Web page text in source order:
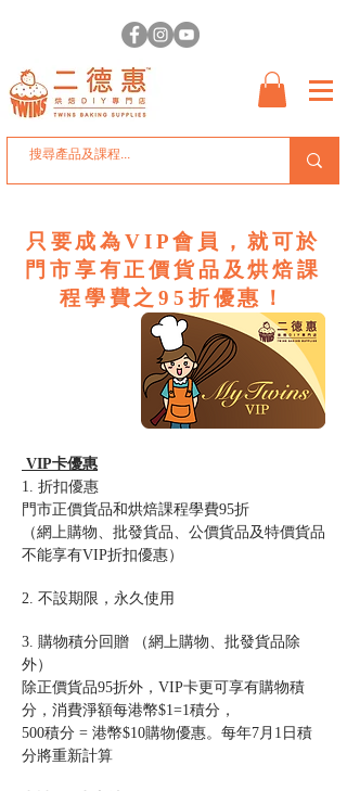
只要成為VIP會員，就可於
門市享有正價貨品及烘焙課
程學費之95折優惠！
VIP卡優惠
1. 折扣優惠
門市正價貨品和烘焙課程學費95折
（網上購物、批發貨品、公價貨品及特價貨品
不能享有VIP折扣優惠）
2. 不設期限，永久使用
3. 購物積分回贈 （網上購物、批發貨品除
外）
除正價貨品95折外，VIP卡更可享有購物積
分，消費淨額每港幣$1=1積分，
500積分 = 港幣$10購物優惠。每年7月1日積
分將重新計算